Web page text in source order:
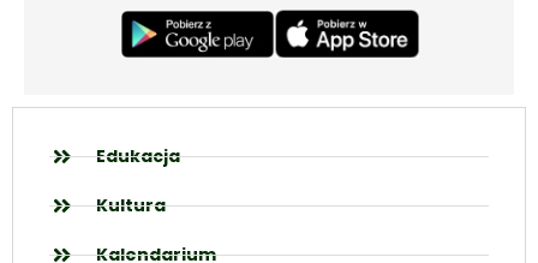
Edukacja
Kultura
Kalendarium